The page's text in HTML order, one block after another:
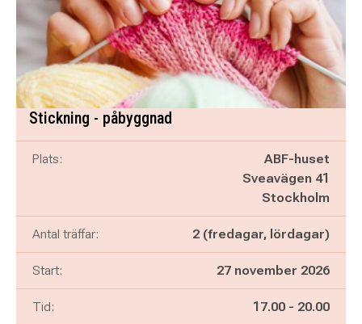
Stickning - påbyggnad
Plats:
ABF-huset
Sveavägen 41
Stockholm
Antal träffar: 2 (fredagar, lördagar)
Start: 27 november 2026
Tid: Pågår mellan
17.00 - och
20.00